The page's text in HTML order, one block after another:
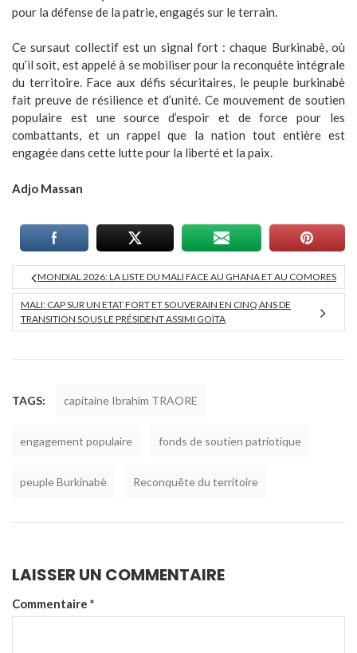
pour la défense de la patrie, engagés sur le terrain.
Ce sursaut collectif est un signal fort : chaque Burkinabè, où
qu’il soit, est appelé à se mobiliser pour la reconquête intégrale
du territoire. Face aux défis sécuritaires, le peuple burkinabè
fait preuve de résilience et d’unité. Ce mouvement de soutien
populaire est une source d’espoir et de force pour les
combattants, et un rappel que la nation tout entière est
engagée dans cette lutte pour la liberté et la paix.
Adjo Massan
MONDIAL 2026: LA LISTE DU MALI FACE AU GHANA ET AU COMORES
MALI: CAP SUR UN ETAT FORT ET SOUVERAIN EN CINQ ANS DE
TRANSITION SOUS LE PRÉSIDENT ASSIMI GOÏTA
TAGS: capitaine Ibrahim TRAORE
engagement populaire fonds de soutien patriotique
peuple Burkinabè Reconquête du territoire
LAISSER UN COMMENTAIRE
Commentaire *